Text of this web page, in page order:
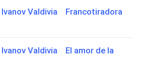
Ivanov Valdivia Francotiradora
Valdivia El amor de la